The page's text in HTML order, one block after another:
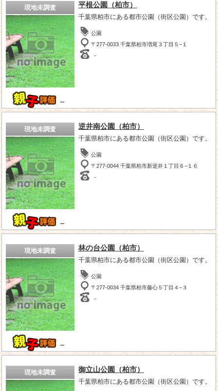
現地未調査
－
平根公園（柏市）
千葉県柏市にある都市公園（街区公園）です。
公園
〒277-0033 千葉県柏市増尾３丁目５−１
－
現地未調査
－
逆井南公園（柏市）
千葉県柏市にある都市公園（街区公園）です。
公園
〒277-0044 千葉県柏市新逆井１丁目６−１６
－
現地未調査
－
林の台公園（柏市）
千葉県柏市にある都市公園（街区公園）です。
公園
〒277-0034 千葉県柏市藤心５丁目４−３
－
現地未調査 御立山公園（柏市）
千葉県柏市にある都市公園（街区公園）です。